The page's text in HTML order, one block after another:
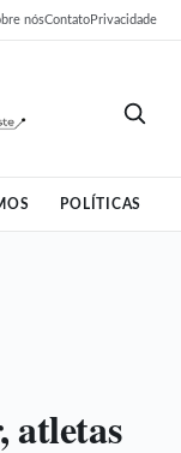
nósContatoPrivacidade
POLÍTICAS
atletas